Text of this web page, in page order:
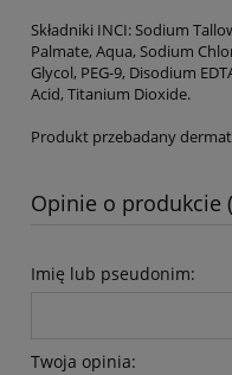
Składniki INCI: Sodium
Palmate, Aqua, Sodium
Glycol, PEG-9, Disodium
Acid, Titanium Dioxide.
Produkt przebadany
Opinie o produkcie
Imię lub pseudonim:
Twoja opinia: